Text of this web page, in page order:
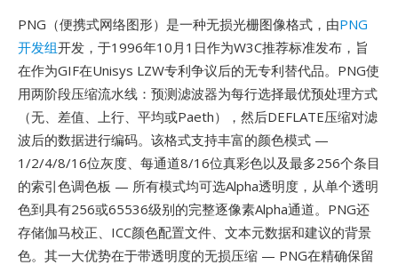
PNG（便携式网络图形）是一种无损光栅图像格式，由PNG
开发组开发，于1996年10月1日作为W3C推荐标准发布，旨
在作为GIF在Unisys LZW专利争议后的无专利替代品。PNG使
用两阶段压缩流水线：预测滤波器为每行选择最优预处理方式
（无、差值、上行、平均或Paeth），然后DEFLATE压缩对滤
波后的数据进行编码。该格式支持丰富的颜色模式 —
1/2/4/8/16位灰度、每通道8/16位真彩色以及最多256个条目
的索引色调色板 — 所有模式均可选Alpha透明度，从单个透明
色到具有256或65536级别的完整逐像素Alpha通道。PNG还
存储伽马校正、ICC颜色配置文件、文本元数据和建议的背景
色。其一大优势在于带透明度的无损压缩 — PNG在精确保留